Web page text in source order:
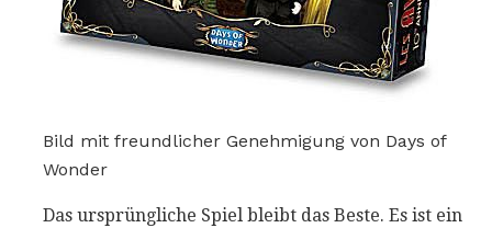
Bild mit freundlicher Genehmigung von Days of
Wonder
Das ursprüngliche Spiel bleibt das Beste. Es ist ein